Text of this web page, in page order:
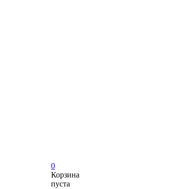
0
Корзина
пуста